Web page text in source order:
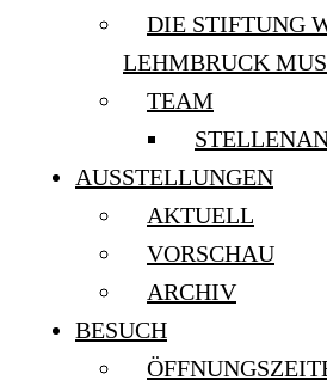
DIE STIFTUNG
LEHMBRUCK
TEAM
AUSSTELLUNGEN
AKTUELL
VORSCHAU
ARCHIV
BESUCH